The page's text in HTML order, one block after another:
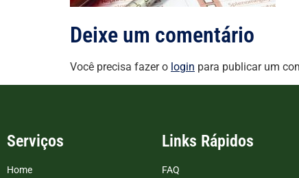
Deixe um comentário
Você precisa fazer o login para publicar um
Serviços
Home
Links Rápidos
FAQ